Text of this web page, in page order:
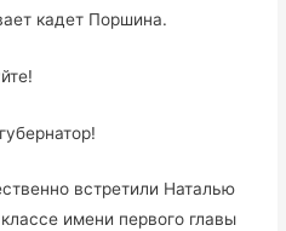
кадет Поршина.
встретили Наталью
имени первого главы